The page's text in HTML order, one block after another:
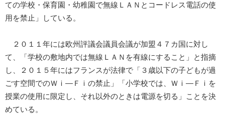
ての学校・保育園・幼稚園で無線ＬＡＮとコードレス電話の使
用を禁止」している。
２０１１年には欧州評議会議員会議が加盟４７カ国に対し
て、「学校の敷地内では無線ＬＡＮを有線にすること」と指摘
し、２０１５年にはフランスが法律で「３歳以下の子どもが過
ごす空間でのＷｉ―Ｆｉの禁止」「小学校では、Ｗｉ―Ｆｉを
授業の使用に限定し、それ以外のときは電源を切る」ことを決
めている。